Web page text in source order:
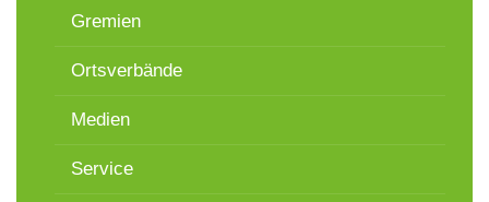
Gremien
Ortsverbände
Medien
Service